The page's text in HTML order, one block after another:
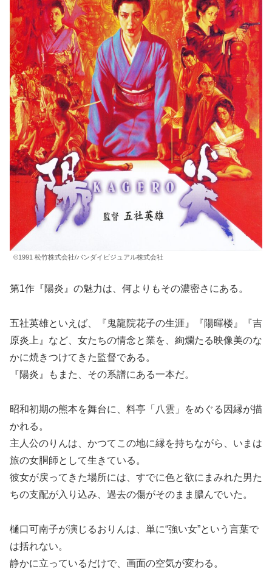
©1991 松竹株式会社/バンダイビジュアル株式会社
第1作『陽炎』の魅力は、何よりもその濃密さにある。
五社英雄といえば、『鬼龍院花子の生涯』『陽暉楼』『吉
原炎上』など、女たちの情念と業を、絢爛たる映像美のな
かに焼きつけてきた監督である。
『陽炎』もまた、その系譜にある一本だ。
昭和初期の熊本を舞台に、料亭「八雲」をめぐる因縁が描
かれる。
主人公のりんは、かつてこの地に縁を持ちながら、いまは
旅の女胴師として生きている。
彼女が戻ってきた場所には、すでに色と欲にまみれた男た
ちの支配が入り込み、過去の傷がそのまま膿んでいた。
樋口可南子が演じるおりんは、単に“強い女”という言葉で
は括れない。
静かに立っているだけで、画面の空気が変わる。